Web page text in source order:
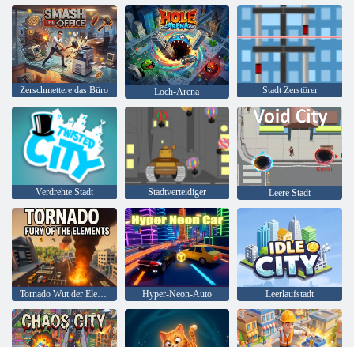
Zerschmettere das Büro Loch-Arena Stadt Zerstörer
Verdrehte Stadt Stadtverteidiger Leere Stadt
Tornado Wut der Elemente Hyper-Neon-Auto Leerlaufstadt